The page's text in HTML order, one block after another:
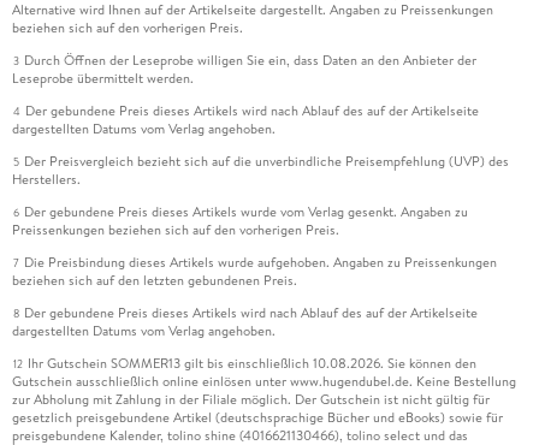
Alternative wird Ihnen auf der Artikelseite dargestellt. Angaben zu Preissenkungen
beziehen sich auf den vorherigen Preis.
3 Durch Öffnen der Leseprobe willigen Sie ein, dass Daten an den Anbieter der
Leseprobe übermittelt werden.
4 Der gebundene Preis dieses Artikels wird nach Ablauf des auf der Artikelseite
dargestellten Datums vom Verlag angehoben.
5 Der Preisvergleich bezieht sich auf die unverbindliche Preisempfehlung (UVP) des
Herstellers.
6 Der gebundene Preis dieses Artikels wurde vom Verlag gesenkt. Angaben zu
Preissenkungen beziehen sich auf den vorherigen Preis.
7 Die Preisbindung dieses Artikels wurde aufgehoben. Angaben zu Preissenkungen
beziehen sich auf den letzten gebundenen Preis.
8 Der gebundene Preis dieses Artikels wird nach Ablauf des auf der Artikelseite
dargestellten Datums vom Verlag angehoben.
12 Ihr Gutschein SOMMER13 gilt bis einschließlich 10.08.2026. Sie können den
Gutschein ausschließlich online einlösen unter www.hugendubel.de. Keine Bestellung
zur Abholung mit Zahlung in der Filiale möglich. Der Gutschein ist nicht gültig für
gesetzlich preisgebundene Artikel (deutschsprachige Bücher und eBooks) sowie für
preisgebundene Kalender, tolino shine (4016621130466), tolino select und das